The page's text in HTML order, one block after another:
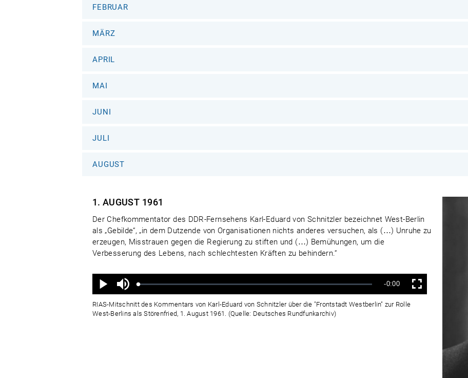
FEBRUAR
MÄRZ
APRIL
MAI
JUNI
JULI
AUGUST
1. AUGUST 1961
Der Chefkommentator des DDR-Fernsehens Karl-Eduard von Schnitzler bezeichnet West-Berlin
als „Gebilde“, „in dem Dutzende von Organisationen nichts anderes versuchen, als (…) Unruhe zu
erzeugen, Misstrauen gegen die Regierung zu stiften und (…) Bemühungen, um die
Verbesserung des Lebens, nach schlechtesten Kräften zu behindern.“
Wiedergabe
Ton
aus
Geladen:
Status:
Verbleibende
Zeit
-0:00 Vollbild
RIAS-Mitschnitt des Kommentars von Karl-Eduard von Schnitzler über die "Frontstadt Westberlin" zur Rolle
West-Berlins als Störenfried, 1. August 1961. (Quelle: Deutsches Rundfunkarchiv)